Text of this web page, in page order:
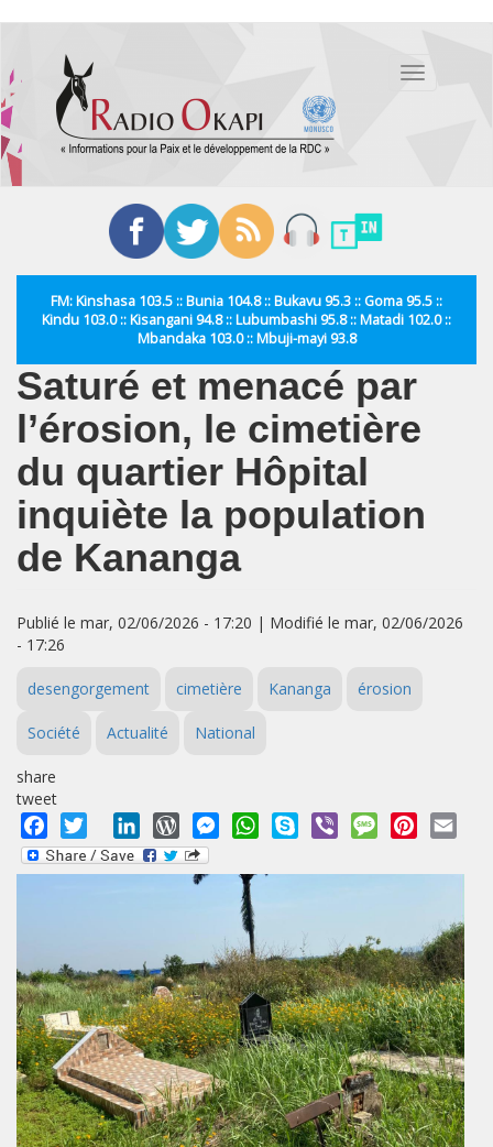
contenu
principal
Toggle
FM: Kinshasa 103.5 :: Bunia 104.8 :: Bukavu 95.3 :: Goma 95.5 ::
Kindu 103.0 :: Kisangani 94.8 :: Lubumbashi 95.8 :: Matadi 102.0 ::
Mbandaka 103.0 :: Mbuji-mayi 93.8
Saturé et menacé par
l’érosion, le cimetière
du quartier Hôpital
inquiète la population
de Kananga
Publié le mar, 02/06/2026 - 17:20 | Modifié le mar, 02/06/2026
- 17:26
desengorgement cimetière Kananga érosion
Société Actualité National
share
tweet
Facebook
Twitter LinkedInWordPressMessengerWhatsApp
Skype Viber MessagePinterest